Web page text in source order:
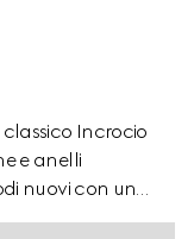
Incrocio
e anelli
nuovi con un
in argento